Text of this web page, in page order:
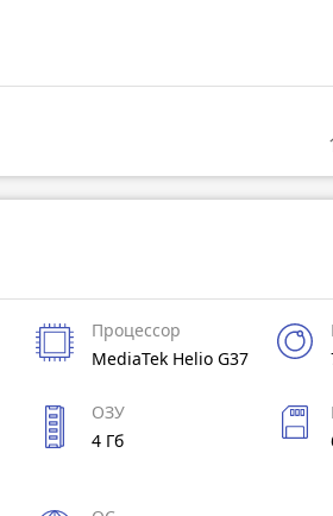
Процессор
MediaTek Helio G37
ОЗУ
4 Гб